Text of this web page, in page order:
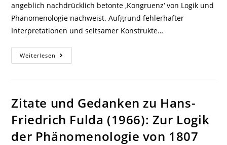
angeblich nachdrücklich betonte ‚Kongruenz‘ von Logik und
Phänomenologie nachweist. Aufgrund fehlerhafter
Interpretationen und seltsamer Konstrukte…
Weiterlesen Zitate
Und
Logik
‚Phänomenologie
Des
Geistes‘
Zitate und Gedanken zu Hans-
Friedrich Fulda (1966): Zur Logik
der Phänomenologie von 1807